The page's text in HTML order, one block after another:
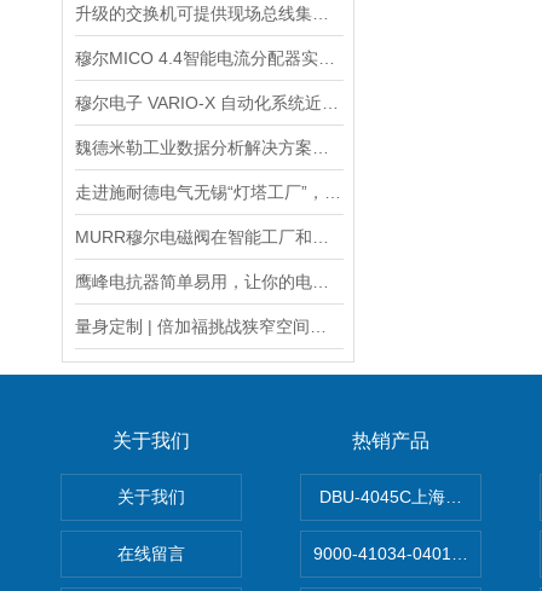
关于我们
关于我们
在线留言
热销产品
DBU-4045C上海鹰峰制动单
9000-41034-0401000穆尔